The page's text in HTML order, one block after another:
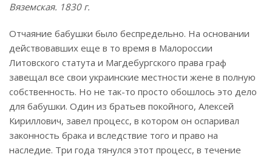
Вяземская. 1830 г.
Отчаяние бабушки было беспредельно. На основании
действовавших еще в то время в Малороссии
Литовского статута и Магдебургского права граф
завещал все свои украинские местности жене в полную
собственность. Но не так-то просто обошлось это дело
для бабушки. Один из братьев покойного, Алексей
Кириллович, завел процесс, в котором он оспаривал
законность брака и вследствие того и право на
наследие. Три года тянулся этот процесс, в течение